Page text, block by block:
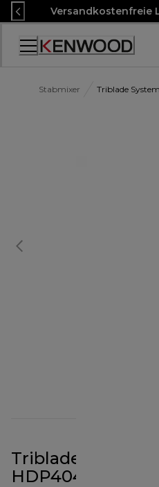
Skip
to
Content
Versandkostenfreie
Accessibility
Stabmixer Triblade
Triblade System
HDP404WH